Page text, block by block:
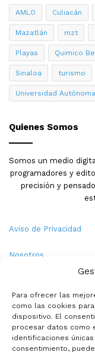
Para ofrecer las
como las cookies
dispositivo. El
procesar datos como
identificaciones
consentimiento,
AMLO Culiacán
Mazatlán mzt
Playas Quimico
Sinaloa turismo
Universidad
Quienes Somos
Somos un medio
programadores y
precisión y
Aviso de Privacidad
Nosotros
Política de Cookies
Contacto